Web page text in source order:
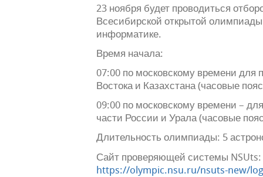
23 ноября будет проводиться
Всесибирской открытой
информатике.
Время начала:
07:00 по московскому времени
Востока и Казахстана (часовые
09:00 по московскому времени –
части России и Урала (часовые
Длительность олимпиады: 5
Сайт проверяющей системы NSUts:
https://olympic.nsu.ru/nsuts-new/